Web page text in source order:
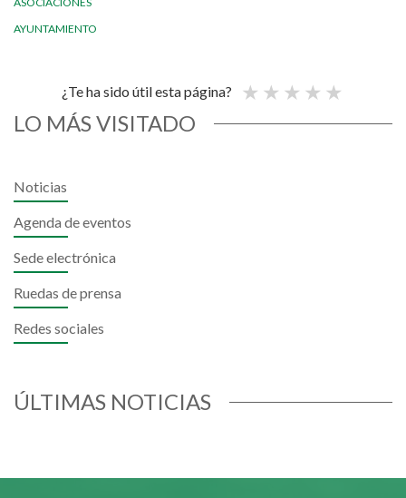
AYUNTAMIENTO
¿Te ha sido útil esta página?
LO MÁS VISITADO
Noticias
Agenda de eventos
Sede electrónica
Ruedas de prensa
Redes sociales
ÚLTIMAS NOTICIAS